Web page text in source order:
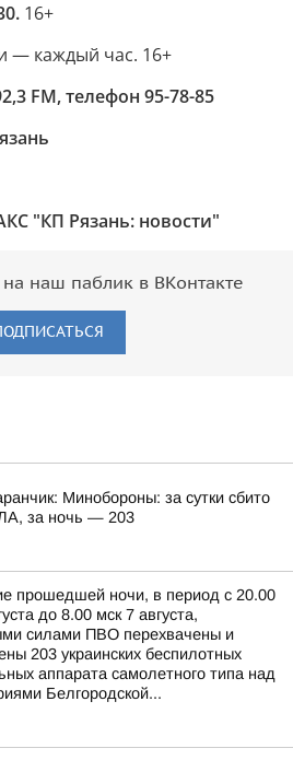
16+
— каждый час. 16+
FM, телефон 95-78-85
"КП Рязань: новости"
наш паблик в ВКонтакте
Минобороны: за сутки сбито
за ночь — 203
прошедшей ночи, в период с 20.00
до 8.00 мск 7 августа,
силами ПВО перехвачены и
203 украинских беспилотных
аппарата самолетного типа над
Белгородской...